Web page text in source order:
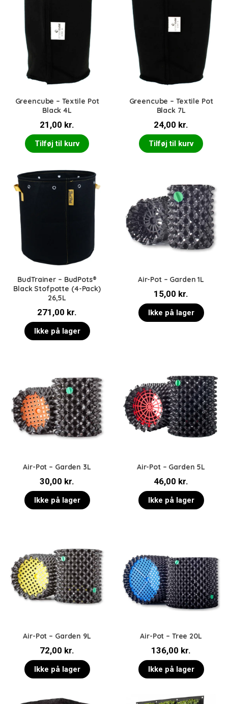
Greencube – Textile Pot
Black 4L
21,00 kr.
Tilføj til kurv
Greencube – Textile Pot
Black 7L
24,00 kr.
Tilføj til kurv
BudTrainer – BudPots®
Black Stofpotte (4-Pack)
26,5L
271,00 kr.
Ikke på lager
Air-Pot – Garden 1L
15,00 kr.
Ikke på lager
Air-Pot – Garden 3L
30,00 kr.
Ikke på lager
Air-Pot – Garden 5L
46,00 kr.
Ikke på lager
Air-Pot – Garden 9L
72,00 kr.
Ikke på lager
Air-Pot – Tree 20L
136,00 kr.
Ikke på lager